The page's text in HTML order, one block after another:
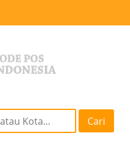
Cari